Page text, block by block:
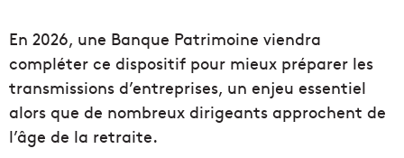
En 2026, une Banque Patrimoine viendra
compléter ce dispositif pour mieux préparer les
transmissions d’entreprises, un enjeu essentiel
alors que de nombreux dirigeants approchent de
l’âge de la retraite.